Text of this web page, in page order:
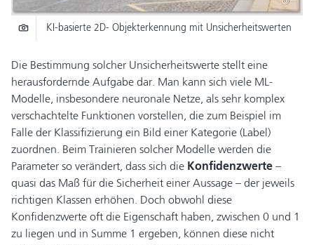
KI-basierte 2D- Objekterkennung mit Unsicherheitswerten
Die Bestimmung solcher Unsicherheitswerte stellt eine
herausfordernde Aufgabe dar. Man kann sich viele ML-
Modelle, insbesondere neuronale Netze, als sehr komplex
verschachtelte Funktionen vorstellen, die zum Beispiel im
Falle der Klassifizierung ein Bild einer Kategorie (Label)
zuordnen. Beim Trainieren solcher Modelle werden die
Parameter so verändert, dass sich die Konfidenzwerte –
quasi das Maß für die Sicherheit einer Aussage – der jeweils
richtigen Klassen erhöhen. Doch obwohl diese
Konfidenzwerte oft die Eigenschaft haben, zwischen 0 und 1
zu liegen und in Summe 1 ergeben, können diese nicht